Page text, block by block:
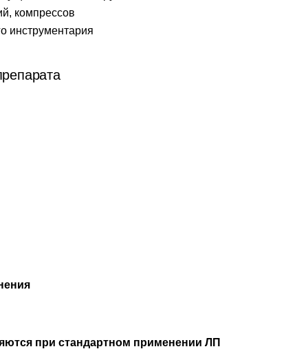
компрессов
инструментария
при стандартном применении ЛП